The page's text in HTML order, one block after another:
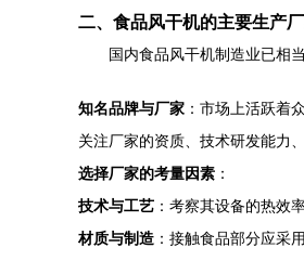
二、食品风干机的主要生产
国内食品风干机制造业已相
知名品牌与厂家 ：市场上活跃着
关注厂家的资质、技术研发能力
选择厂家的考量因素 ：
技术与工艺 ：考察其设备的热效
材质与制造 ：接触食品部分应采